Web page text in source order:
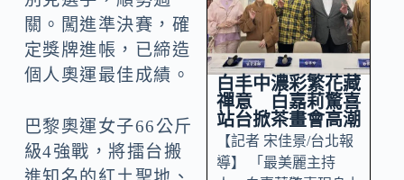
關。闖進準決賽，確
定獎牌進帳，已締造
個人奧運最佳成績。
巴黎奧運女子66公斤
級4強戰，將擂台搬
白丰中濃彩繁花藏
禪意 白嘉莉驚喜
站台掀茶畫會高潮
【記者 宋佳景/台北報
導】 「最美麗主持